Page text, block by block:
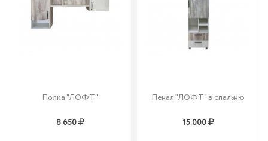
Полка "ЛОФТ"
8 650
Пенал "ЛОФТ" в спальню
15 000